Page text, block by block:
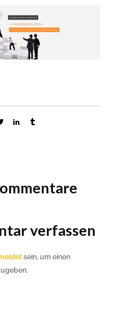
verfassen
sein, um einen